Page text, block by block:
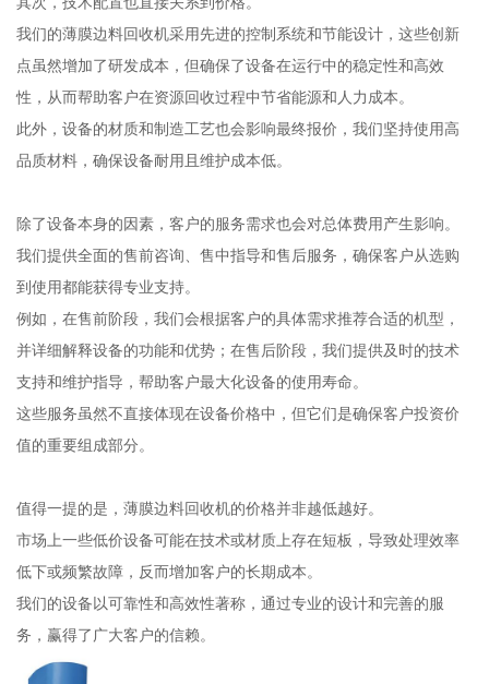
我们的薄膜边料回收机采用先进的控制系统和节能设计，这些创新
点虽然增加了研发成本，但确保了设备在运行中的稳定性和高效
性，从而帮助客户在资源回收过程中节省能源和人力成本。
此外，设备的材质和制造工艺也会影响最终报价，我们坚持使用高
品质材料，确保设备耐用且维护成本低。
除了设备本身的因素，客户的服务需求也会对总体费用产生影响。
我们提供全面的售前咨询、售中指导和售后服务，确保客户从选购
到使用都能获得专业支持。
例如，在售前阶段，我们会根据客户的具体需求推荐合适的机型，
并详细解释设备的功能和优势；在售后阶段，我们提供及时的技术
支持和维护指导，帮助客户最大化设备的使用寿命。
这些服务虽然不直接体现在设备价格中，但它们是确保客户投资价
值的重要组成部分。
值得一提的是，薄膜边料回收机的价格并非越低越好。
市场上一些低价设备可能在技术或材质上存在短板，导致处理效率
低下或频繁故障，反而增加客户的长期成本。
我们的设备以可靠性和高效性著称，通过专业的设计和完善的服
务，赢得了广大客户的信赖。